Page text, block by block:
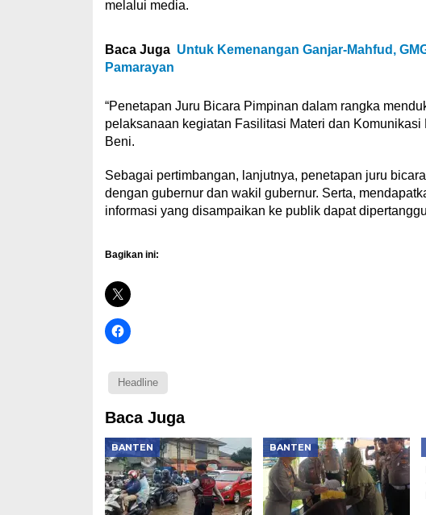
melalui media.
Baca Juga Untuk Kemenangan Ganjar-Mahfud,
Pamarayan
“Penetapan Juru Bicara Pimpinan dalam rangka
pelaksanaan kegiatan Fasilitasi Materi dan
Beni.
Sebagai pertimbangan, lanjutnya, penetapan juru
dengan gubernur dan wakil gubernur. Serta,
informasi yang disampaikan ke publik dapat
Bagikan ini:
Headline
Baca Juga
BANTEN BANTEN